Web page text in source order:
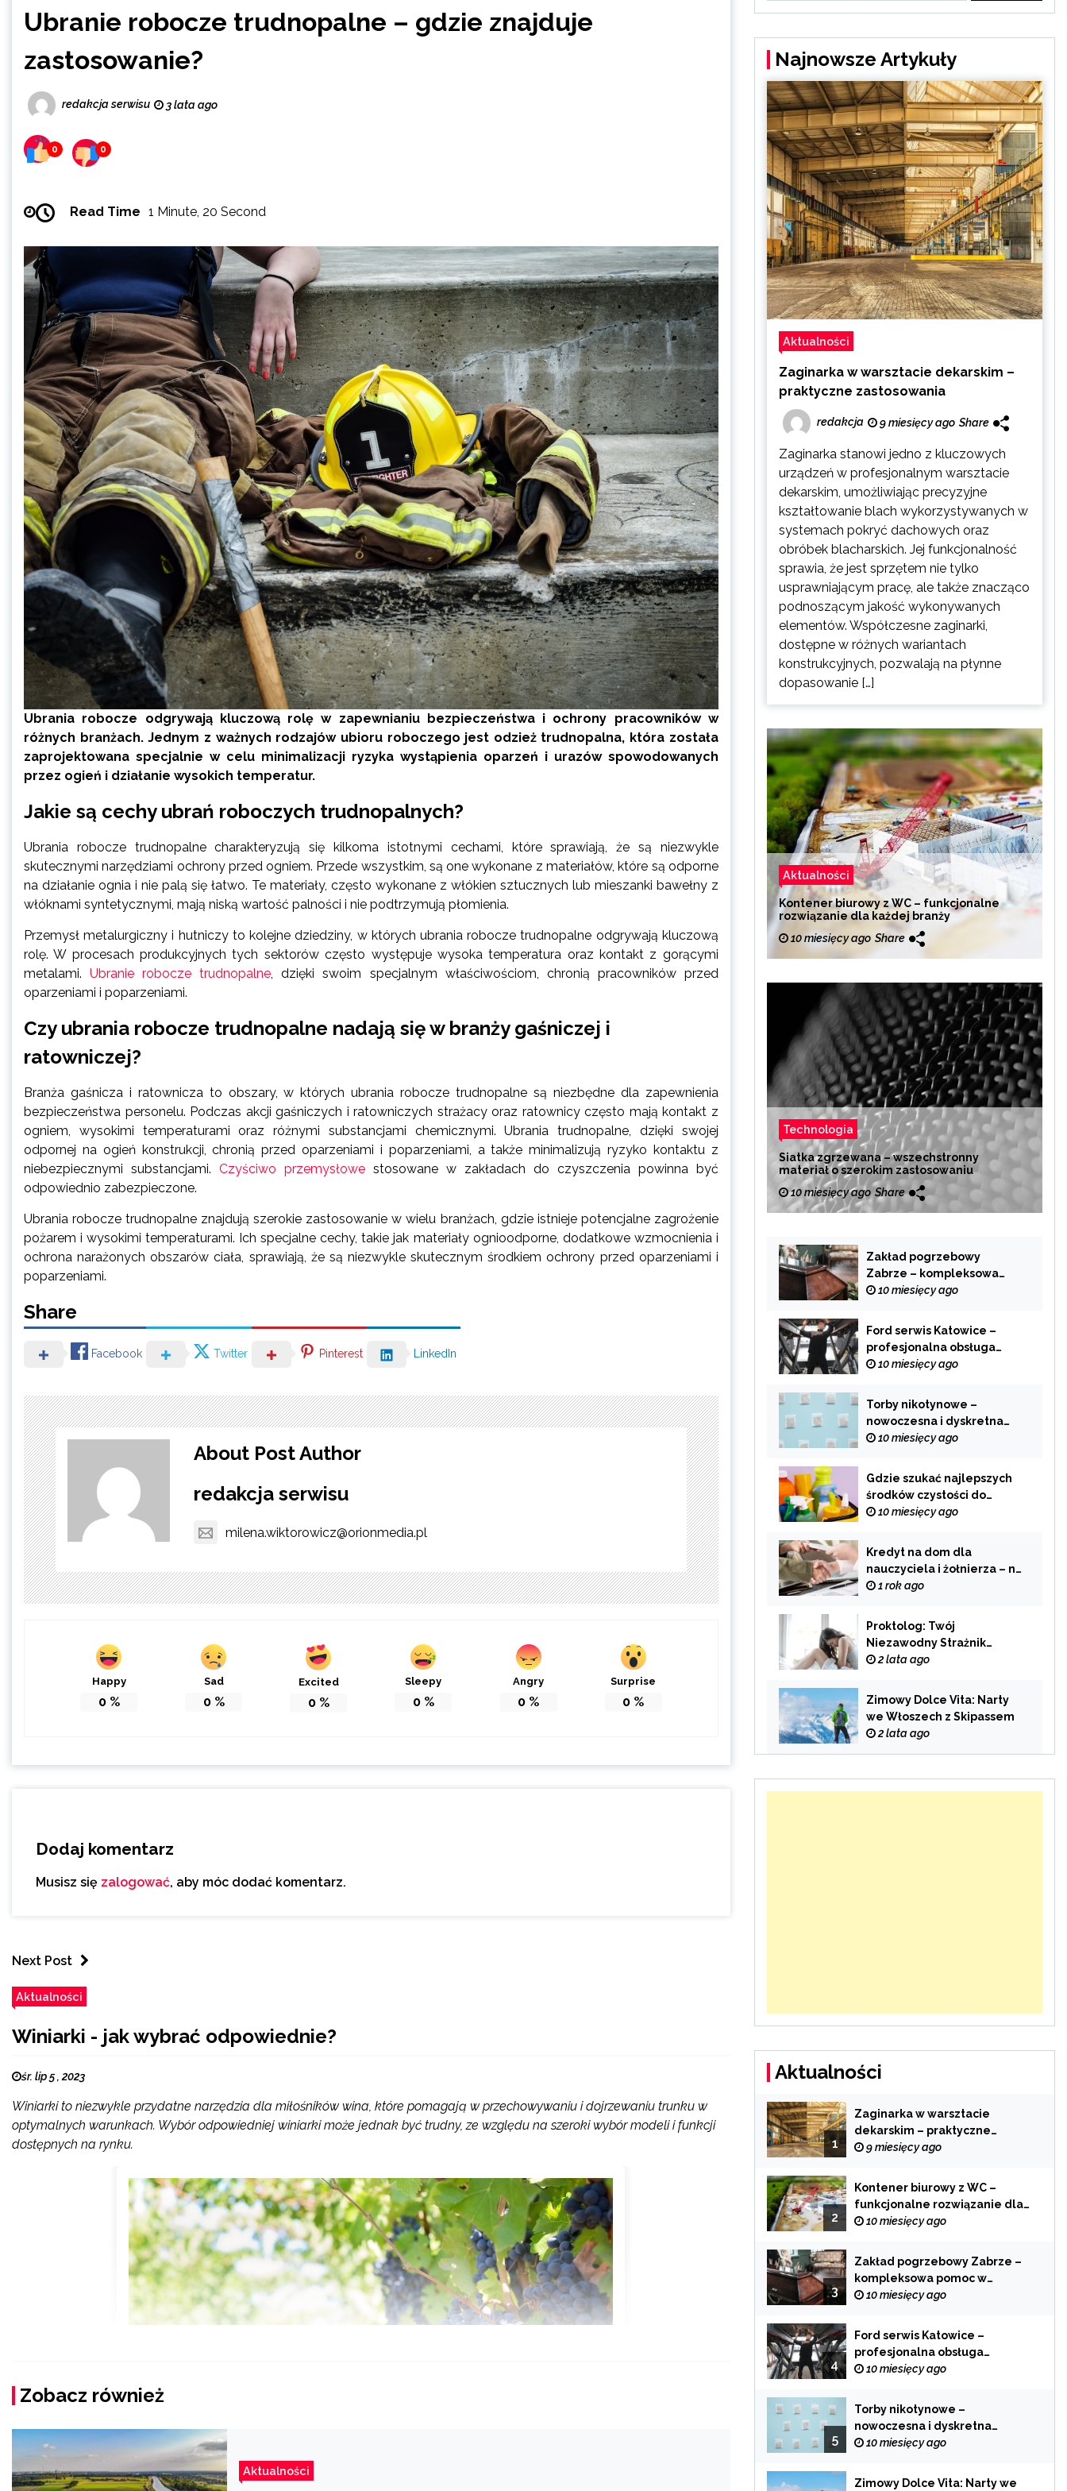
Ubranie robocze trudnopalne – gdzie znajduje
zastosowanie?
redakcja serwisu 3 lata ago
0 0
Read Time 1 Minute, 20 Second
Ubrania robocze odgrywają kluczową rolę w zapewnianiu bezpieczeństwa i ochrony pracowników w
różnych branżach. Jednym z ważnych rodzajów ubioru roboczego jest odzież trudnopalna, która została
zaprojektowana specjalnie w celu minimalizacji ryzyka wystąpienia oparzeń i urazów spowodowanych
przez ogień i działanie wysokich temperatur.
Jakie są cechy ubrań roboczych trudnopalnych?
Ubrania robocze trudnopalne charakteryzują się kilkoma istotnymi cechami, które sprawiają, że są niezwykle
skutecznymi narzędziami ochrony przed ogniem. Przede wszystkim, są one wykonane z materiałów, które są odporne
na działanie ognia i nie palą się łatwo. Te materiały, często wykonane z włókien sztucznych lub mieszanki bawełny z
włóknami syntetycznymi, mają niską wartość palności i nie podtrzymują płomienia.
Przemysł metalurgiczny i hutniczy to kolejne dziedziny, w których ubrania robocze trudnopalne odgrywają kluczową
rolę. W procesach produkcyjnych tych sektorów często występuje wysoka temperatura oraz kontakt z gorącymi
metalami.Ubranie robocze trudnopalne, dzięki swoim specjalnym właściwościom, chronią pracowników przed
oparzeniami i poparzeniami.
Czy ubrania robocze trudnopalne nadają się w branży gaśniczej i
ratowniczej?
Branża gaśnicza i ratownicza to obszary, w których ubrania robocze trudnopalne są niezbędne dla zapewnienia
bezpieczeństwa personelu. Podczas akcji gaśniczych i ratowniczych strażacy oraz ratownicy często mają kontakt z
ogniem, wysokimi temperaturami oraz różnymi substancjami chemicznymi. Ubrania trudnopalne, dzięki swojej
odpornej na ogień konstrukcji, chronią przed oparzeniami i poparzeniami, a także minimalizują ryzyko kontaktu z
niebezpiecznymi substancjami. Czyściwo przemysłowestosowane w zakładach do czyszczenia powinna być
odpowiednio zabezpieczone.
Ubrania robocze trudnopalne znajdują szerokie zastosowanie w wielu branżach, gdzie istnieje potencjalne zagrożenie
pożarem i wysokimi temperaturami. Ich specjalne cechy, takie jak materiały ognioodporne, dodatkowe wzmocnienia i
ochrona narażonych obszarów ciała, sprawiają, że są niezwykle skutecznym środkiem ochrony przed oparzeniami i
poparzeniami.
Share
Facebook Twitter Pinterest LinkedIn
About Post Author
redakcja serwisu
milena.wiktorowicz@orionmedia.pl
Happy
0%
Sad
0%
Excited
0%
Sleepy
0%
Angry
0 %
Surprise
0 %
Dodaj komentarz
Musisz się zalogować, aby móc dodać komentarz.
Next Post
Aktualności
Winiarki - jak wybrać odpowiednie?
śr. lip 5 , 2023
Winiarki to niezwykle przydatne narzędzia dla miłośników wina, które pomagają w przechowywaniu i dojrzewaniu trunku w
optymalnych warunkach. Wybór odpowiedniej winiarki może jednak być trudny, ze względu na szeroki wybór modeli i funkcji
dostępnych na rynku.
Zobacz również
Aktualności
Najnowsze Artykuły
Aktualności
Zaginarka w warsztacie dekarskim –
praktyczne zastosowania
redakcja 9 miesięcy ago Share
Zaginarka stanowi jedno z kluczowych
urządzeń w profesjonalnym warsztacie
dekarskim, umożliwiając precyzyjne
kształtowanie blach wykorzystywanych w
systemach pokryć dachowych oraz
obróbek blacharskich. Jej funkcjonalność
sprawia, że jest sprzętem nie tylko
usprawniającym pracę, ale także znacząco
podnoszącym jakość wykonywanych
elementów. Współczesne zaginarki,
dostępne w różnych wariantach
konstrukcyjnych, pozwalają na płynne
dopasowanie […]
Aktualności
Kontener biurowy z WC – funkcjonalne
rozwiązanie dla każdej branży
10 miesięcy ago Share
Technologia
Siatka zgrzewana – wszechstronny
materiał o szerokim zastosowaniu
10 miesięcy ago Share
Zakład pogrzebowy
Zabrze – kompleksowa
pomoc w trudnych
10 miesięcy ago
Ford serwis Katowice –
profesjonalna obsługa
Twojego samochodu
10 miesięcy ago
Torby nikotynowe –
nowoczesna i dyskretna
alternatywa dla
10 miesięcy ago
Gdzie szukać najlepszych
środków czystości do
swojego domu?
10 miesięcy ago
Kredyt na dom dla
nauczyciela i żołnierza – na
co zwrócić uwagę przy
1 rok ago
Proktolog: Twój
Niezawodny Strażnik
Zdrowia Układu
2 lata ago
Zimowy Dolce Vita: Narty
we Włoszech z Skipassem
2 lata ago
Aktualności
1
Zaginarka w warsztacie
dekarskim – praktyczne
zastosowania
9 miesięcy ago
2
Kontener biurowy z WC –
funkcjonalne rozwiązanie dla
każdej branży
10 miesięcy ago
3
Zakład pogrzebowy Zabrze –
kompleksowa pomoc w
trudnych chwilach
10 miesięcy ago
4
Ford serwis Katowice –
profesjonalna obsługa
Twojego samochodu
10 miesięcy ago
5
Torby nikotynowe –
nowoczesna i dyskretna
alternatywa dla tradycyjnego
10 miesięcy ago
Zimowy Dolce Vita: Narty we